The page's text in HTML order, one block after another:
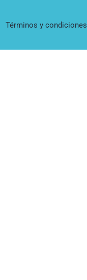
Términos y condiciones